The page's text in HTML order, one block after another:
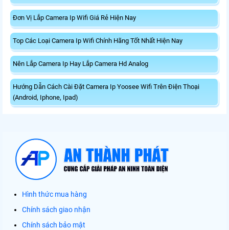
Đơn Vị Lắp Camera Ip Wifi Giá Rẻ Hiện Nay
Top Các Loại Camera Ip Wifi Chính Hãng Tốt Nhất Hiện Nay
Nên Lắp Camera Ip Hay Lắp Camera Hd Analog
Hướng Dẫn Cách Cài Đặt Camera Ip Yoosee Wifi Trên Điện Thoại
(Android, Iphone, Ipad)
Hình thức mua hàng
Chính sách giao nhận
Chính sách bảo mật